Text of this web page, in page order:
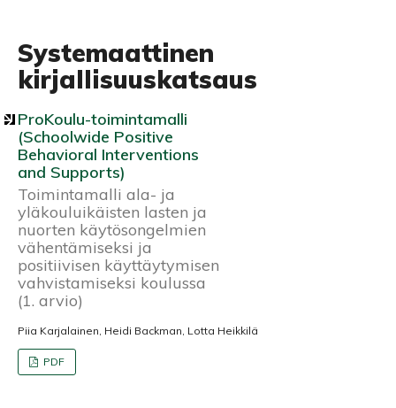
Systemaattinen
kirjallisuuskatsaus
ProKoulu-toimintamalli
(Schoolwide Positive
Behavioral Interventions
and Supports)
Toimintamalli ala- ja
yläkouluikäisten lasten ja
nuorten käytösongelmien
vähentämiseksi ja
positiivisen käyttäytymisen
vahvistamiseksi koulussa
(1. arvio)
Piia Karjalainen, Heidi Backman, Lotta Heikkilä
PDF